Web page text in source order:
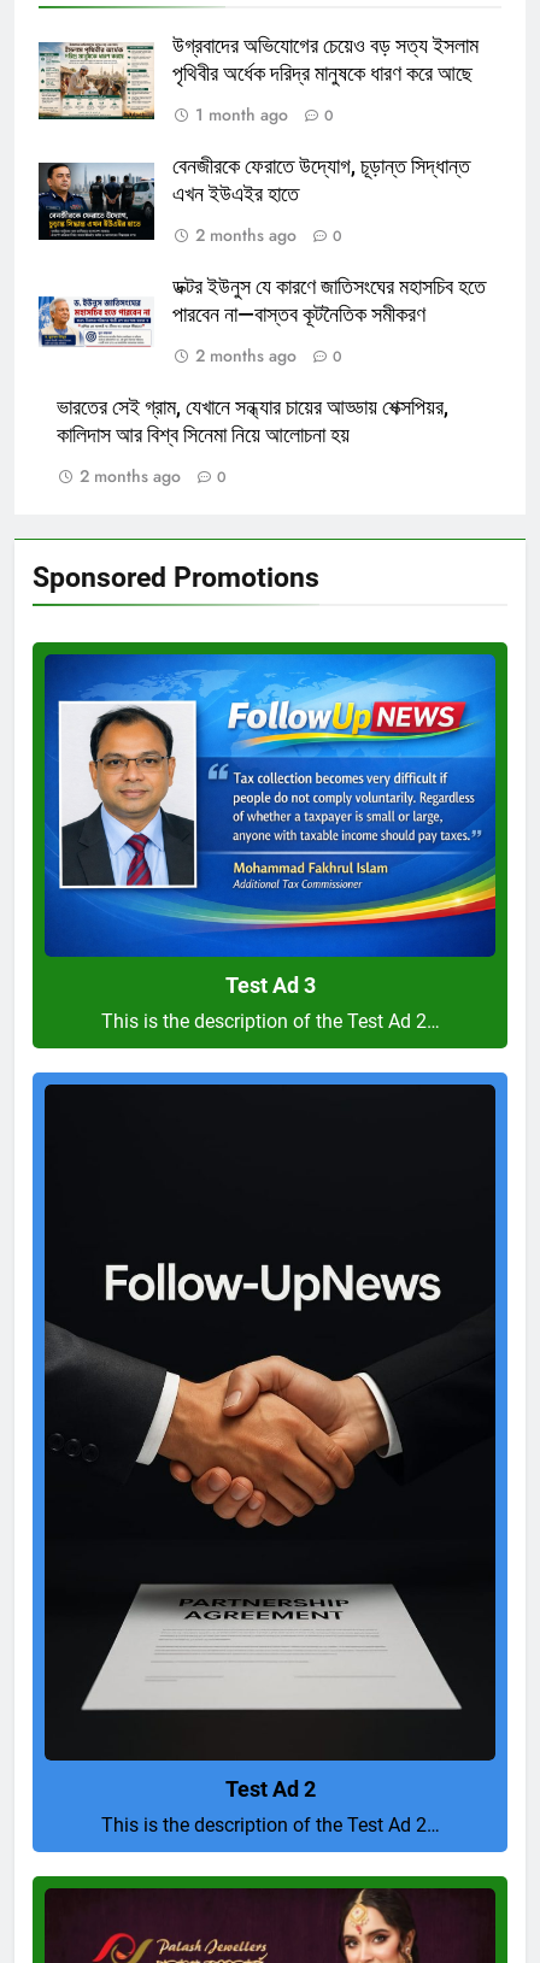
উগ্রবাদের অভিযোগের চেয়েও বড় সত্য ইসলাম
পৃথিবীর অর্ধেক দরিদ্র মানুষকে ধারণ করে আছে
1 month ago
0
বেনজীরকে ফেরাতে উদ্যোগ, চূড়ান্ত সিদ্ধান্ত
এখন ইউএইর হাতে
2 months ago
0
ডক্টর ইউনুস যে কারণে জাতিসংঘের মহাসচিব হতে
পারবেন না—বাস্তব কূটনৈতিক সমীকরণ
2 months ago
0
ভারতের সেই গ্রাম, যেখানে সন্ধ্যার চায়ের আড্ডায় শেক্সপিয়র,
কালিদাস আর বিশ্ব সিনেমা নিয়ে আলোচনা হয়
2 months ago
0
Sponsored Promotions
Test
Ad
3
Test Ad 3
This is the description of the Test Ad 2…
Test Ad 2
This is the description of the Test Ad 2…